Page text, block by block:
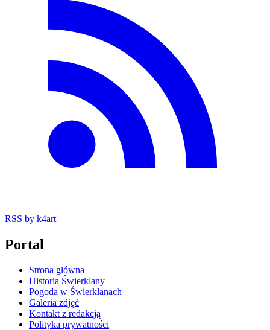
RSS by k4art
Portal
Strona główna
Historia Świerklany
Pogoda w Świerklanach
Galeria zdjęć
Kontakt z redakcją
Polityka prywatności